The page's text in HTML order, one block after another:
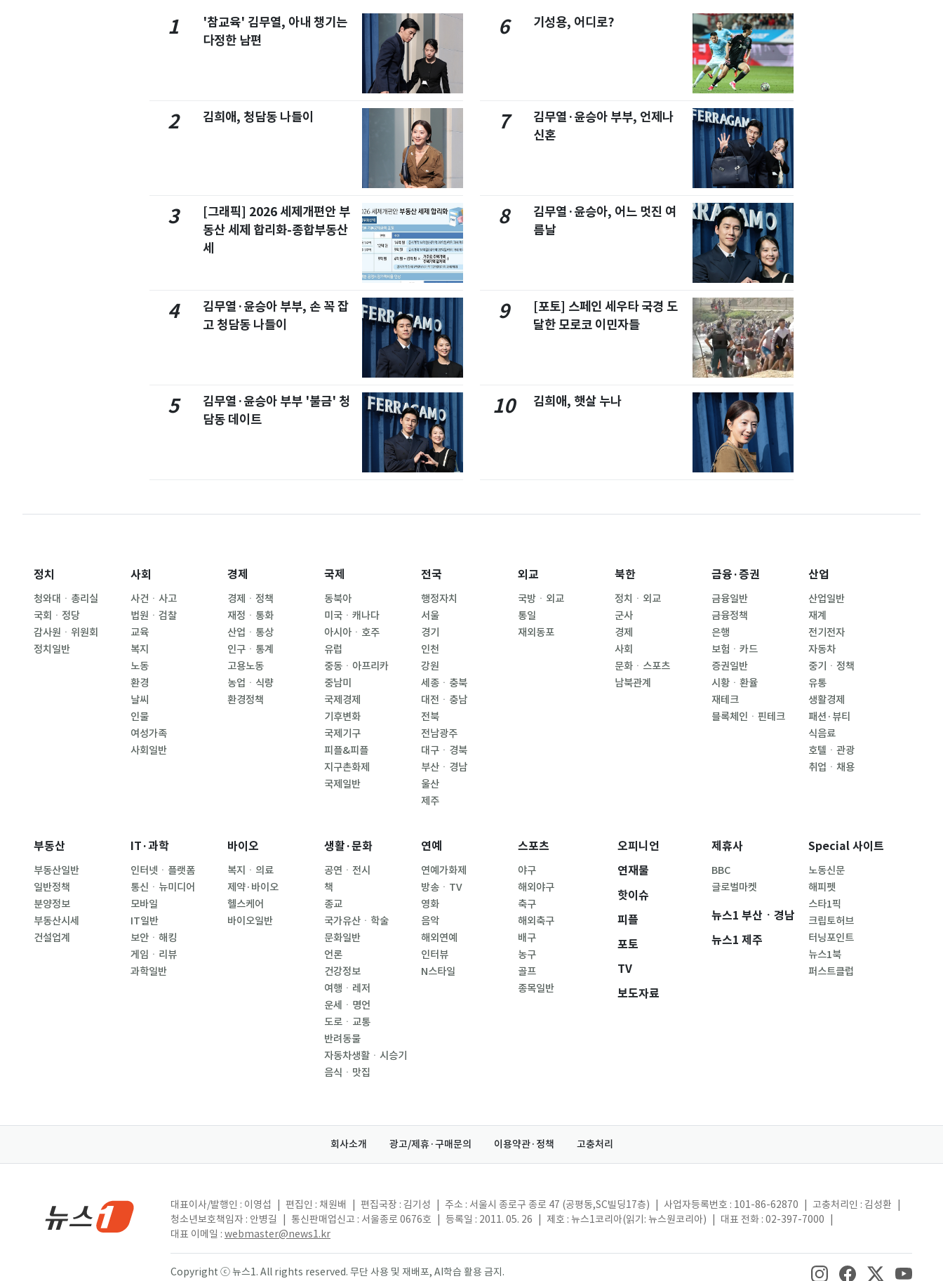
1
'참교육' 김무열, 아내 챙기는
다정한 남편
2 김희애, 청담동 나들이
3
[그래픽] 2026 세제개편안 부
동산 세제 합리화-종합부동산
세
4
김무열·윤승아 부부, 손 꼭 잡
고 청담동 나들이
5
김무열·윤승아 부부 '불금' 청
담동 데이트
6 기성용, 어디로?
7
김무열·윤승아 부부, 언제나
신혼
8
김무열·윤승아, 어느 멋진 여
름날
9
[포토] 스페인 세우타 국경 도
달한 모로코 이민자들
10 김희애, 햇살 누나
정치
청와대ㆍ총리실
국회ㆍ정당
감사원ㆍ위원회
정치일반
사회
사건ㆍ사고
법원ㆍ검찰
교육
복지
노동
환경
날씨
인물
여성가족
사회일반
경제
경제ㆍ정책
재정ㆍ통화
산업ㆍ통상
인구ㆍ통계
고용노동
농업ㆍ식량
환경정책
국제
동북아
미국ㆍ캐나다
아시아ㆍ호주
유럽
중동ㆍ아프리카
중남미
국제경제
기후변화
국제기구
피플&피플
지구촌화제
국제일반
전국
행정자치
서울
경기
인천
강원
세종ㆍ충북
대전ㆍ충남
전북
전남광주
대구ㆍ경북
부산ㆍ경남
울산
제주
외교
국방ㆍ외교
통일
재외동포
북한
정치ㆍ외교
군사
경제
사회
문화ㆍ스포츠
남북관계
금융·증권
금융일반
금융정책
은행
보험ㆍ카드
증권일반
시황ㆍ환율
재테크
블록체인ㆍ핀테크
산업
산업일반
재계
전기전자
자동차
중기ㆍ정책
유통
생활경제
패션·뷰티
식음료
호텔ㆍ관광
취업ㆍ채용
부동산
부동산일반
일반정책
분양정보
부동산시세
건설업계
IT·과학
인터넷ㆍ플랫폼
통신ㆍ뉴미디어
모바일
IT일반
보안ㆍ해킹
게임ㆍ리뷰
과학일반
바이오
복지ㆍ의료
제약·바이오
헬스케어
바이오일반
생활·문화
공연ㆍ전시
책
종교
국가유산ㆍ학술
문화일반
언론
건강정보
여행ㆍ레저
운세ㆍ명언
도로ㆍ교통
반려동물
자동차생활ㆍ시승기
음식ㆍ맛집
연예
연예가화제
방송ㆍTV
영화
음악
해외연예
인터뷰
N스타일
스포츠
야구
해외야구
축구
해외축구
배구
농구
골프
종목일반
오피니언
연재물
핫이슈
피플
포토
TV
보도자료
제휴사
BBC
글로벌마켓
뉴스1 부산ㆍ경남
뉴스1 제주
Special 사이트
노동신문
해피펫
스타1픽
크립토허브
터닝포인트
뉴스1북
퍼스트클럽
회사소개 광고/제휴·구매문의 이용약관·정책 고충처리
대표이사/발행인 : 이영섭 편집인 : 채원배 편집국장 : 김기성 주소 : 서울시 종로구 종로 47 (공평동,SC빌딩17층) 사업자등록번호 : 101-86-62870 고충처리인 : 김성환
청소년보호책임자 : 안병길
통신판매업신고 : 서울종로 0676호 등록일 : 2011. 05. 26 제호 : 뉴스1코리아(읽기: 뉴스원코리아) 대표 전화 : 02-397-7000
대표 이메일 : webmaster@news1.kr
Copyright ⓒ 뉴스1. All rights reserved. 무단 사용 및 재배포, AI학습 활용 금지.